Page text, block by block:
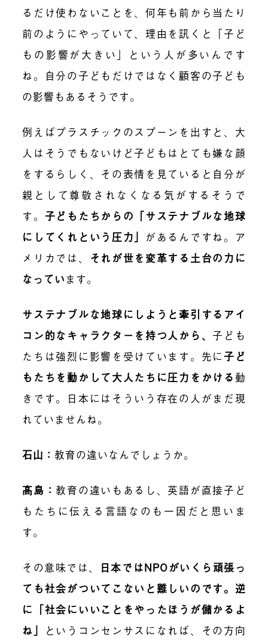
るだけ使わないことを、何年も前から当たり
前のようにやっていて、理由を訊くと「子ど
もの影響が大きい」という人が多いんです
ね。自分の子どもだけではなく顧客の子ども
の影響もあるそうです。
例えばプラスチックのスプーンを出すと、大
人はそうでもないけど子どもはとても嫌な顔
をするらしく、その表情を見ていると自分が
親として尊敬されなくなる気がするそうで
す。 子どもたちからの「サステナブルな地球
にしてくれという圧力」 があるんですね。ア
メリカでは、 それが世を変革する土台の力に
なってい ます。
サステナブルな地球にしようと牽引するアイ
コン的なキャラクターを持つ人から、子ども
たちは強烈に影響を受けています。先に子ど
もたちを動かして大人たちに圧力をかける 動
きです。日本にはそういう存在の人がまだ現
れていませんね。
石山：教育の違いなんでしょうか。
髙島：教育の違いもあるし、英語が直接子ど
もたちに伝える言語なのも一因だと思いま
す。
その意味では、
日本ではNPOがいくら頑張っ
ても社会がついてこないと難しいのです。逆
に「社会にいいことをやったほうが儲かるよ
ね」 というコンセンサスになれば、その方向